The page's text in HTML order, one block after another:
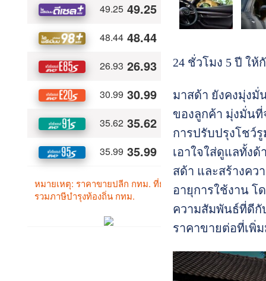
24 ชั่วโมง 5 ปี ใ
มาสด้า ยังคงมุ่งมั่
ของลูกค้า มุ่งมั่น
การปรับปรุงโชว์
เอาใจใส่ดูแลทั้ง
สด้า และสร้างคว
อายุการใช้งาน โ
ความสัมพันธ์ที่ดีกั
ราคาขายต่อที่เพิ่